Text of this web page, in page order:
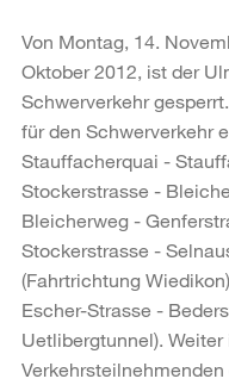
Von Montag, 14.
Oktober 2012, ist der
Schwerverkehr
für den Schwerverkehr
Stauffacherquai -
Stockerstrasse -
Bleicherweg -
Stockerstrasse -
(Fahrtrichtung
Escher-Strasse -
Uetlibergtunnel). Weiter